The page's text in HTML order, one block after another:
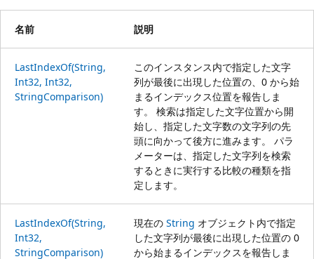
名前 説明
LastIndexOf(String,
Int32, Int32,
StringComparison)
このインスタンス内で指定した文字
列が最後に出現した位置の、0 から始
まるインデックス位置を報告しま
す。 検索は指定した文字位置から開
始し、指定した文字数の文字列の先
頭に向かって後方に進みます。 パラ
メーターは、指定した文字列を検索
するときに実行する比較の種類を指
定します。
LastIndexOf(String,
Int32,
StringComparison)
現在の String オブジェクト内で指定
した文字列が最後に出現した位置の 0
から始まるインデックスを報告しま